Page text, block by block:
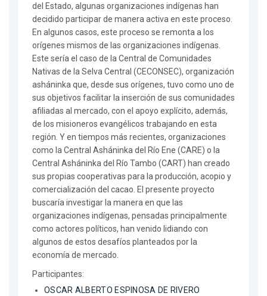
del Estado, algunas organizaciones indígenas han
decidido participar de manera activa en este proceso.
En algunos casos, este proceso se remonta a los
orígenes mismos de las organizaciones indígenas.
Este sería el caso de la Central de Comunidades
Nativas de la Selva Central (CECONSEC), organización
asháninka que, desde sus orígenes, tuvo como uno de
sus objetivos facilitar la inserción de sus comunidades
afiliadas al mercado, con el apoyo explícito, además,
de los misioneros evangélicos trabajando en esta
región. Y en tiempos más recientes, organizaciones
como la Central Asháninka del Río Ene (CARE) o la
Central Asháninka del Río Tambo (CART) han creado
sus propias cooperativas para la producción, acopio y
comercialización del cacao. El presente proyecto
buscaría investigar la manera en que las
organizaciones indígenas, pensadas principalmente
como actores políticos, han venido lidiando con
algunos de estos desafíos planteados por la
economía de mercado.
Participantes:
OSCAR ALBERTO ESPINOSA DE RIVERO